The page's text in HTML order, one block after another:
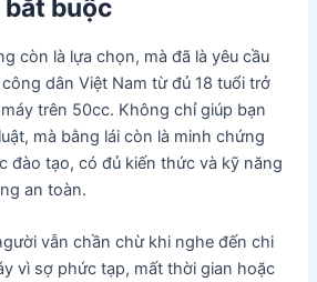
buộc
còn là lựa chọn, mà đã là yêu cầu
dân Việt Nam từ đủ 18 tuổi trở
trên 50cc. Không chỉ giúp bạn
mà bằng lái còn là minh chứng
đào tạo, có đủ kiến thức và kỹ năng
an toàn.
vẫn chần chừ khi nghe đến chi
vì sợ phức tạp, mất thời gian hoặc